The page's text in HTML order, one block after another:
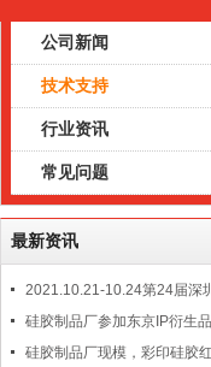
公司新闻
技术支持
行业资讯
常见问题
最新资讯
2021.10.21-10.24第24届深
硅胶制品厂参加东京IP衍生
硅胶制品厂现模，彩印硅胶